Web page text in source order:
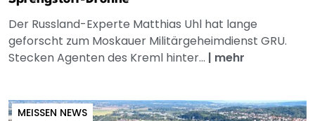
Der Russland-Experte Matthias Uhl hat lange
geforscht zum Moskauer Militärgeheimdienst GRU.
Stecken Agenten des Kreml hinter... | mehr
MEISSEN NEWS